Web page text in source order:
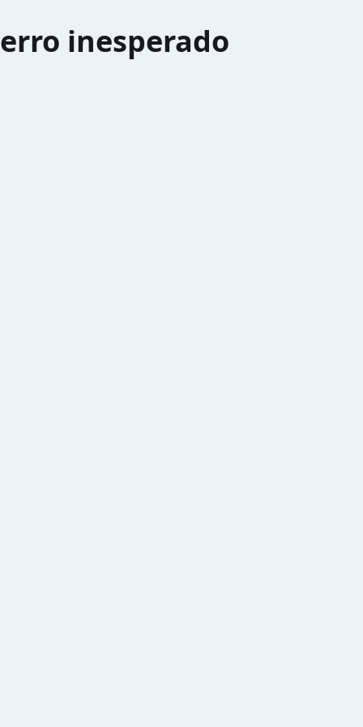
erro inesperado